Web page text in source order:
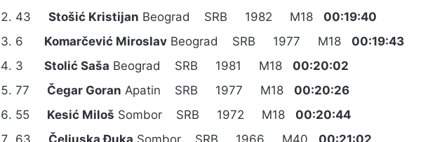
43 Stošić Kristijan Beograd SRB 1982 M18 00:19:40
6 Komarčević Miroslav Beograd SRB 1977 M18 00:19:43
3 Stolić Saša Beograd SRB 1981 M18 00:20:02
77 Čegar Goran Apatin SRB 1977 M18 00:20:26
55 Kesić Miloš Sombor SRB 1972 M18 00:20:44
63 Čeljuska Đuka Sombor SRB 1966 M40 00:21:02